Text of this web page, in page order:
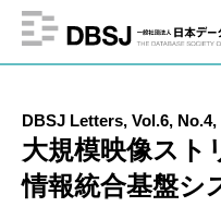
DBSJ Letters, Vol.6, No.4,
大規模映像スト
情報統合基盤シ